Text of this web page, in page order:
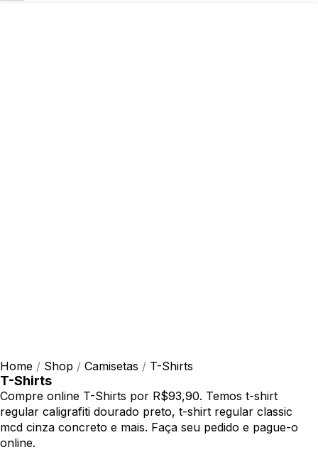
Home / Shop / Camisetas / T-Shirts
T-Shirts
Compre online T-Shirts por R$93,90. Temos t-shirt
regular caligrafiti dourado preto, t-shirt regular classic
mcd cinza concreto e mais. Faça seu pedido e pague-o
online.